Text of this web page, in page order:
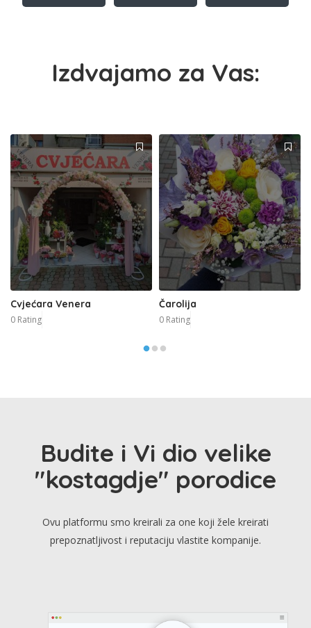
Izdvajamo za Vas:
Cvjećara Venera
0 Rating
Čarolija
0 Rating
Budite i Vi dio velike
"kostagdje" porodice
Ovu platformu smo kreirali za one koji žele kreirati
prepoznatljivost i reputaciju vlastite kompanije.